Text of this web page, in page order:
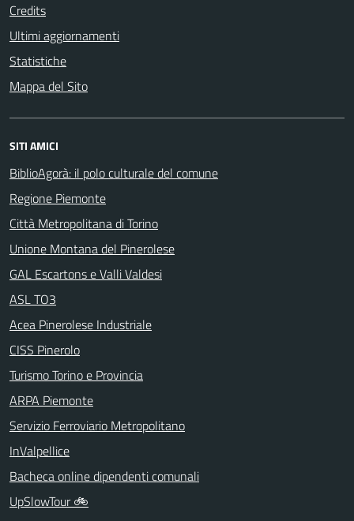
Credits
Ultimi aggiornamenti
Statistiche
Mappa del Sito
SITI AMICI
BiblioAgorà: il polo culturale del comune
Regione Piemonte
Città Metropolitana di Torino
Unione Montana del Pinerolese
GAL Escartons e Valli Valdesi
ASL TO3
Acea Pinerolese Industriale
CISS Pinerolo
Turismo Torino e Provincia
ARPA Piemonte
Servizio Ferroviario Metropolitano
InValpellice
Bacheca online dipendenti comunali
UpSlowTour 🚲